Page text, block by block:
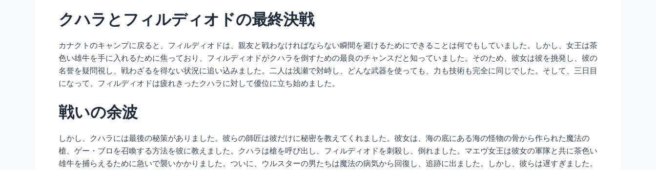
クハラとフィルディオドの最終決戦
カナクトのキャンプに戻ると、フィルディオドは、親友と戦わなければならない瞬間を避けるためにできることは何でもしていました。しかし、女王は茶
色い雄牛を手に入れるために焦っており、フィルディオドがクハラを倒すための最良のチャンスだと知っていました。そのため、彼女は彼を挑発し、彼の
名誉を疑問視し、戦わざるを得ない状況に追い込みました。二人は浅瀬で対峙し、どんな武器を使っても、力も技術も完全に同じでした。そして、三日目
になって、フィルディオドは疲れきったクハラに対して優位に立ち始めました。
戦いの余波
しかし、クハラには最後の秘策がありました。彼らの師匠は彼だけに秘密を教えてくれました。彼女は、海の底にある海の怪物の骨から作られた魔法の
槍、ゲー・ブロを召喚する方法を彼に教えました。クハラは槍を呼び出し、フィルディオドを刺殺し、倒れました。マエヴ女王は彼女の軍隊と共に茶色い
雄牛を捕らえるために急いで襲いかかりました。ついに、ウルスターの男たちは魔法の病気から回復し、追跡に出ました。しかし、彼らは遅すぎました。